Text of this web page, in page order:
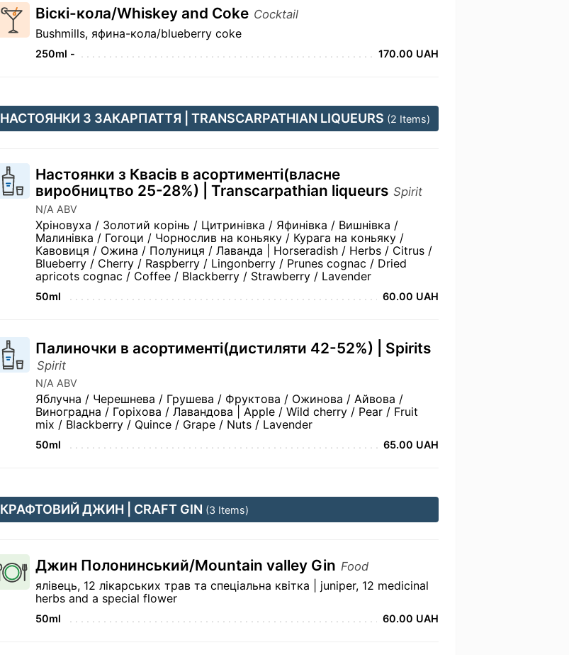
Віскі-кола/Whiskey and Coke Cocktail
Bushmills, яфина-кола/blueberry coke
250ml - 170.00 UAH
НАСТОЯНКИ З ЗАКАРПАТТЯ | TRANSCARPATHIAN LIQUEURS (2 Items)
Настоянки з Квасів в асортименті(власне
виробництво 25-28%) | Transcarpathian liqueurs Spirit
N/A ABV
Хріновуха / Золотий корінь / Цитринівка / Яфинівка / Вишнівка /
Малинівка / Гогоци / Чорнослив на коньяку / Курага на коньяку /
Кавовиця / Ожина / Полуниця / Лаванда | Horseradish / Herbs / Citrus /
Blueberry / Cherry / Raspberry / Lingonberry / Prunes cognac / Dried
apricots cognac / Coffee / Blackberry / Strawberry / Lavender
50ml 60.00 UAH
Палиночки в асортименті(дистиляти 42-52%) | Spirits
Spirit
N/A ABV
Яблучна / Черешнева / Грушева / Фруктова / Ожинова / Айвова /
Виноградна / Горіхова / Лавандова | Apple / Wild cherry / Pear / Fruit
mix / Blackberry / Quince / Grape / Nuts / Lavender
50ml 65.00 UAH
КРАФТОВИЙ ДЖИН | CRAFT GIN (3 Items)
Джин Полонинський/Mountain valley Gin Food
ялівець, 12 лікарських трав та спеціальна квітка | juniper, 12 medicinal
herbs and a special flower
50ml 60.00 UAH